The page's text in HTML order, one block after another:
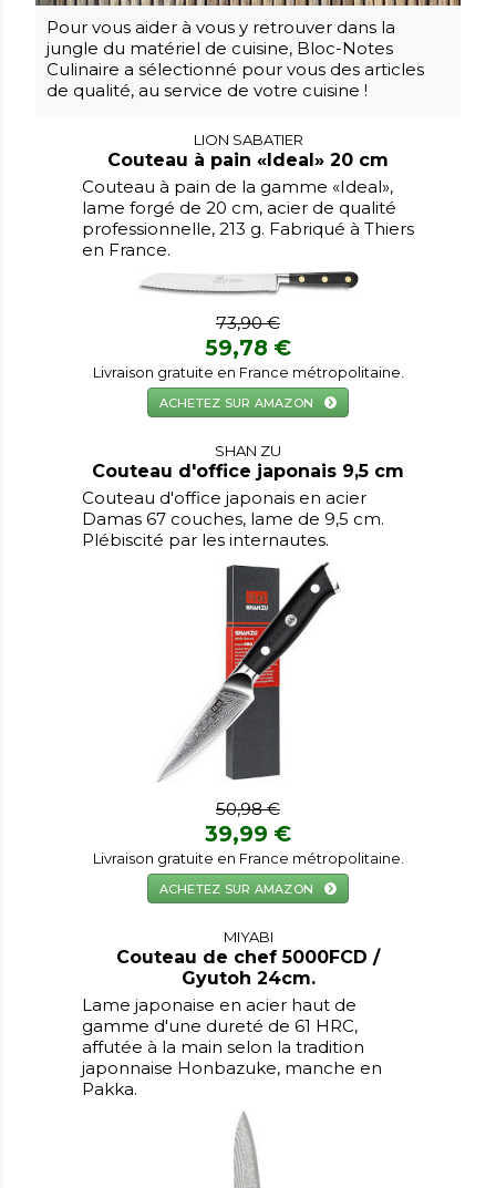
Pour vous aider à vous y retrouver dans la
jungle du matériel de cuisine, Bloc-Notes
Culinaire a sélectionné pour vous des articles
de qualité, au service de votre cuisine !
LION SABATIER
Couteau à pain «Ideal» 20 cm
Couteau à pain de la gamme «Ideal»,
lame forgé de 20 cm, acier de qualité
professionnelle, 213 g. Fabriqué à Thiers
en France.
73,90 €
59,78 €
Livraison gratuite en France métropolitaine.
ACHETEZ SUR AMAZON
SHAN ZU
Couteau d'office japonais 9,5 cm
Couteau d'office japonais en acier
Damas 67 couches, lame de 9,5 cm.
Plébiscité par les internautes.
50,98 €
39,99 €
Livraison gratuite en France métropolitaine.
ACHETEZ SUR AMAZON
MIYABI
Couteau de chef 5000FCD /
Gyutoh 24cm.
Lame japonaise en acier haut de
gamme d'une dureté de 61 HRC,
affutée à la main selon la tradition
japonnaise Honbazuke, manche en
Pakka.